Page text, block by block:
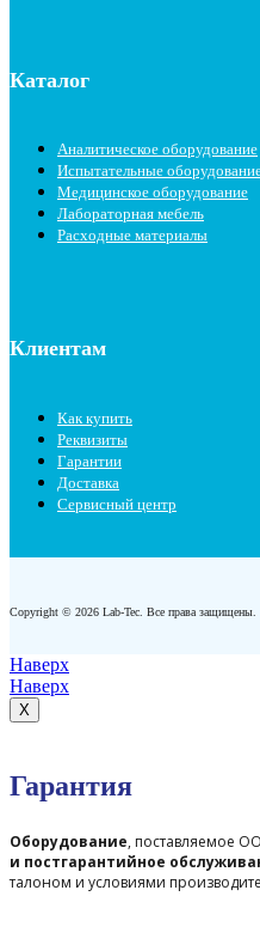
Каталог
Аналитическое оборудование
Испытательные
Медицинское оборудование
Лабораторная мебель
Расходные материалы
Клиентам
Как купить
Реквизиты
Гарантии
Доставка
Сервисный центр
Copyright © 2026 Lab-Tec. Все права защищены.
Наверх
Наверх
X
Гарантия
Оборудование, поставляемое
и постгарантийное
талоном и условиями